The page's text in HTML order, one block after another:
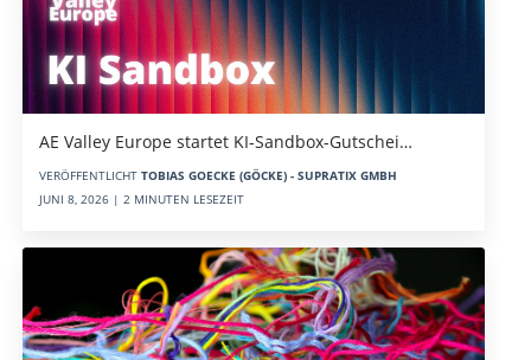
AE Valley Europe startet KI-Sandbox-Gutschei…
VERÖFFENTLICHT TOBIAS GOECKE (GÖCKE) - SUPRATIX GMBH
JUNI 8, 2026 | 2 MINUTEN LESEZEIT